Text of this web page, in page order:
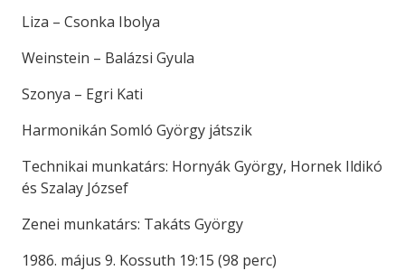
Liza – Csonka Ibolya
Weinstein – Balázsi Gyula
Szonya – Egri Kati
Harmonikán Somló György játszik
Technikai munkatárs: Hornyák György, Hornek Ildikó
és Szalay József
Zenei munkatárs: Takáts György
1986. május 9. Kossuth 19:15 (98 perc)